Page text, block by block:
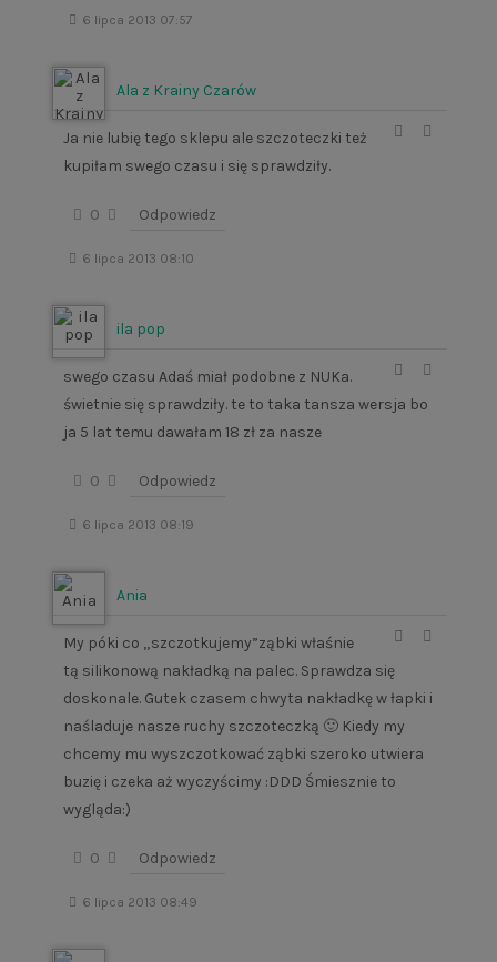
6 lipca 2013 07:57
Ala z Krainy Czarów
Ja nie lubię tego sklepu ale szczoteczki też
kupiłam swego czasu i się sprawdziły.
0 Odpowiedz
6 lipca 2013 08:10
ila pop
swego czasu Adaś miał podobne z NUKa.
świetnie się sprawdziły. te to taka tansza wersja bo
ja 5 lat temu dawałam 18 zł za nasze
0 Odpowiedz
6 lipca 2013 08:19
Ania
My póki co „szczotkujemy”ząbki właśnie
tą silikonową nakładką na palec. Sprawdza się
doskonale. Gutek czasem chwyta nakładkę w łapki i
naśladuje nasze ruchy szczoteczką 🙂 Kiedy my
chcemy mu wyszczotkować ząbki szeroko utwiera
buzię i czeka aż wyczyścimy :DDD Śmiesznie to
wygląda:)
0 Odpowiedz
6 lipca 2013 08:49